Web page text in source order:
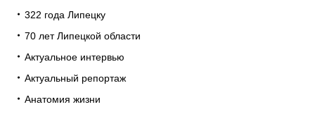
322 года Липецку
70 лет Липецкой области
Актуальное интервью
Актуальный репортаж
Анатомия жизни